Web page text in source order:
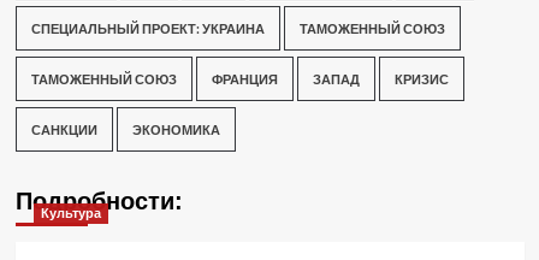
СПЕЦИАЛЬНЫЙ ПРОЕКТ: УКРАИНА ТАМОЖЕННЫЙ СОЮЗ
ТАМОЖЕННЫЙ СОЮЗ ФРАНЦИЯ ЗАПАД КРИЗИС
САНКЦИИ ЭКОНОМИКА
Подробности:
Культура